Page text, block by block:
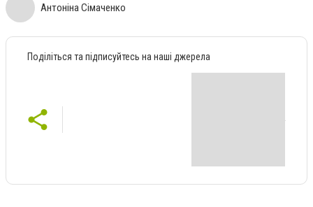
Антоніна Сімаченко
Поділіться та підписуйтесь на наші джерела